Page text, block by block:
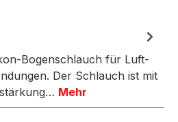
Bogenschlauch für Luft-
Der Schlauch ist mit
Mehr